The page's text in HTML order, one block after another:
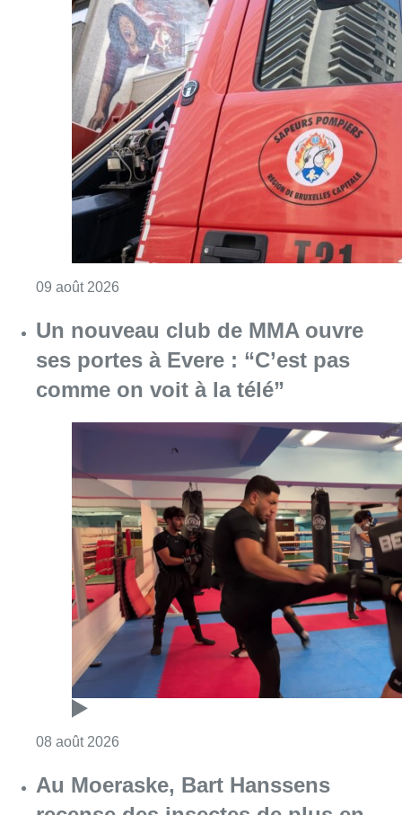
09 août 2026
Un nouveau club de MMA ouvre
ses portes à Evere : “C’est pas
comme on voit à la télé”
08 août 2026
Au Moeraske, Bart Hanssens